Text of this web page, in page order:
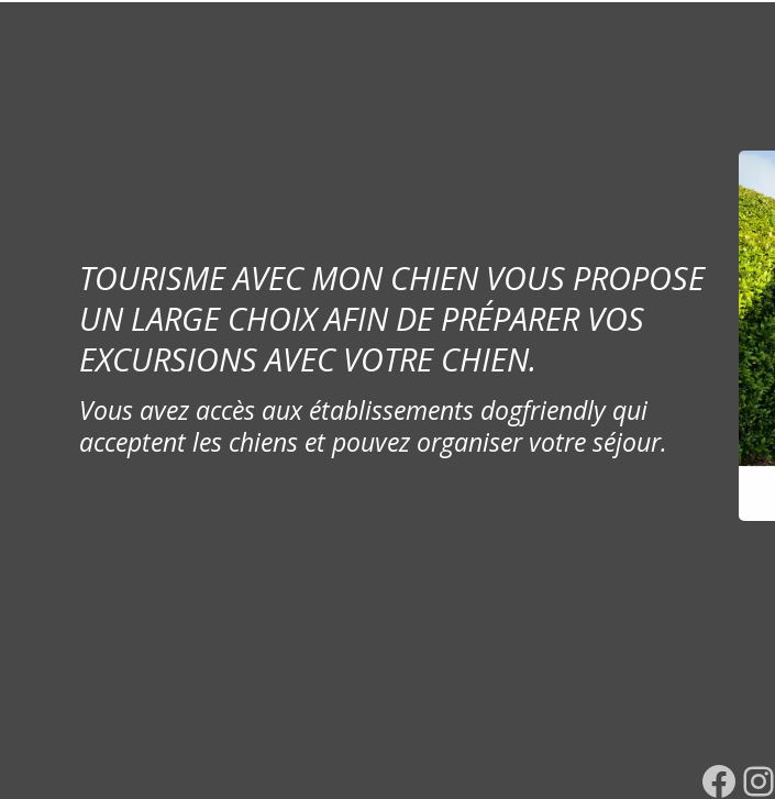
TOURISME AVEC MON CHIEN VOUS PROPOSE
UN LARGE CHOIX AFIN DE PRÉPARER VOS
EXCURSIONS AVEC VOTRE CHIEN.
Vous avez accès aux établissements dogfriendly qui
acceptent les chiens et pouvez organiser votre séjour.
Facebook Instagram